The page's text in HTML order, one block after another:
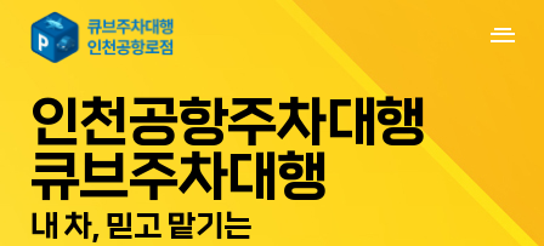
예약하기 에약확인
주차장소개 주차장소개
주차장위치
이용안내
내 차, 믿고 맡기는
큐브주차대행
인천공항주차대행